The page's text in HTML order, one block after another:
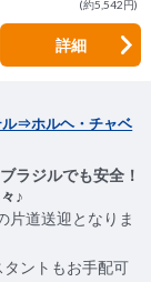
(約5,542円)
詳細
ル⇒ホルヘ・チャベ
ラジルでも安全！
♪
片道送迎となりま
ントもお手配可